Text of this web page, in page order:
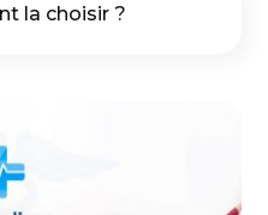
la choisir ?